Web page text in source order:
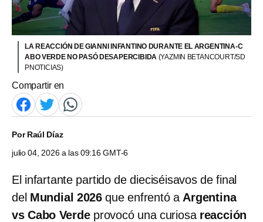
LA REACCIÓN DE GIANNI INFANTINO DURANTE EL ARGENTINA-C
ABO VERDE NO PASÓ DESAPERCIBIDA (YAZMIN BETANCOURT/SD
PNOTICIAS)
Compartir en
PorRaúl Díaz
julio 04, 2026 a las 09:16 GMT-6
El infartante partido de dieciséisavos de final
del Mundial 2026 que enfrentó a Argentina
vs Cabo Verdeprovocó una curiosa reacción